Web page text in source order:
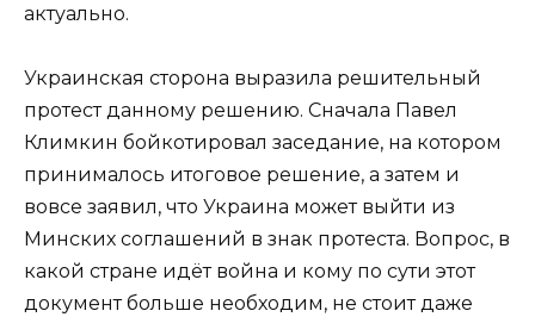
актуально.
Украинская сторона выразила решительный
протест данному решению. Сначала Павел
Климкин бойкотировал заседание, на котором
принималось итоговое решение, а затем и
вовсе заявил, что Украина может выйти из
Минских соглашений в знак протеста. Вопрос, в
какой стране идёт война и кому по сути этот
документ больше необходим, не стоит даже